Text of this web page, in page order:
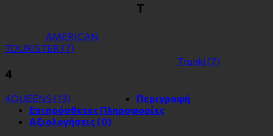
ΑMERICAN
TOURISTER (7)
Τ
Τrunki (7)
4
4QUEENS (13)
Περιγραφή
Επιπρόσθετες Πληροφορίες
Αξιολογήσεις (0)